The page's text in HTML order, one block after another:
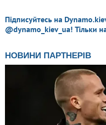
Підписуйтесь на
@dynamo_kiev_ua! Тільки